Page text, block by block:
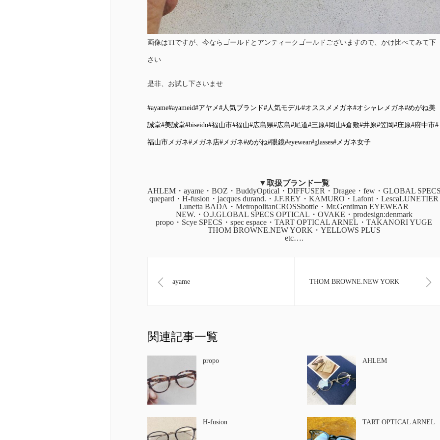
画像はTIですが、今ならゴールドとアンティークゴールドございますので、かけ比べてみて下
さい
是非、お試し下さいませ
#ayame#ayameid#アヤメ#人気ブランド#人気モデル#オススメメガネ#オシャレメガネ#めがね美
誠堂#美誠堂#biseido#福山市#福山#広島県#広島#尾道#三原#岡山#倉敷#井原#笠岡#庄原#府中市#
福山市メガネ#メガネ店#メガネ#めがね#眼鏡#eyewear#glasses#メガネ女子
▼取扱ブランド一覧
AHLEM・ayame・BOZ・BuddyOptical・DIFFUSER・Dragee・few・GLOBAL
quepard・H-fusion・jacques durand.・J.F.REY・KAMURO・Lafont・LescaLUNETIER
Lunetta BADA・MetropolitanCROSSbottle・Mr.Gentlman EYEWEAR
NEW.・O.J.GLOBAL SPECS OPTICAL・OVAKE・prodesign:denmark
propo・Scye SPECS・spec espace・TART OPTICAL ARNEL・TAKANORI YUGE
THOM BROWNE.NEW YORK・YELLOWS PLUS
etc….
ayame THOM BROWNE.NEW YORK
関連記事一覧
propo AHLEM
H-fusion TART OPTICAL ARNEL